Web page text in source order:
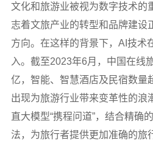
文化和旅游业被视为数字技术的
志着文旅产业的转型和品牌建设
方向。在这样的背景下，AI技术
入。截至2023年6月，中国在线
亿，智能、智慧酒店及民宿数量
出现为旅游行业带来变革性的浪
直大模型“携程问道”，结合精确
法，为旅行者提供更加准确的旅